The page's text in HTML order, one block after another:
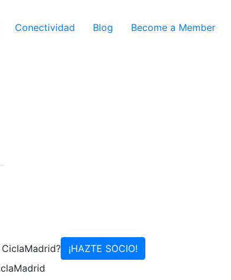
Conectividad Blog Become a Member
¡HAZTE SOCIO!